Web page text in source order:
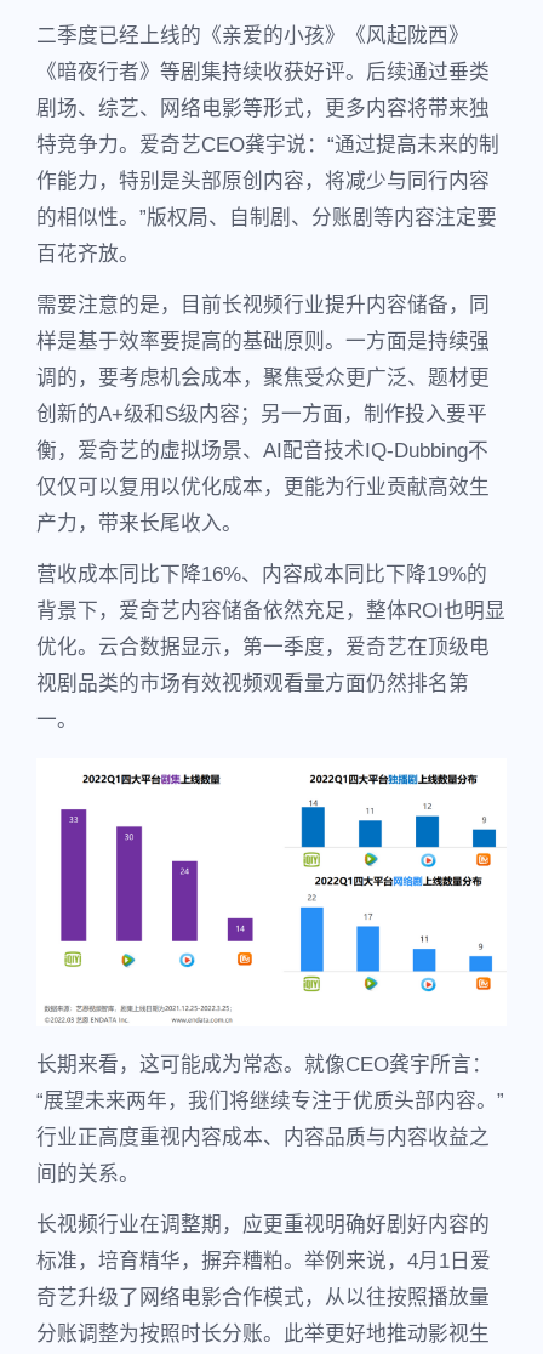
二季度已经上线的《亲爱的小孩》《风起陇西》
《暗夜行者》等剧集持续收获好评。后续通过垂类
剧场、综艺、网络电影等形式，更多内容将带来独
特竞争力。爱奇艺CEO龚宇说：“通过提高未来的制
作能力，特别是头部原创内容，将减少与同行内容
的相似性。”版权局、自制剧、分账剧等内容注定要
百花齐放。
需要注意的是，目前长视频行业提升内容储备，同
样是基于效率要提高的基础原则。一方面是持续强
调的，要考虑机会成本，聚焦受众更广泛、题材更
创新的A+级和S级内容；另一方面，制作投入要平
衡，爱奇艺的虚拟场景、AI配音技术IQ-Dubbing不
仅仅可以复用以优化成本，更能为行业贡献高效生
产力，带来长尾收入。
营收成本同比下降16%、内容成本同比下降19%的
背景下，爱奇艺内容储备依然充足，整体ROI也明显
优化。云合数据显示，第一季度，爱奇艺在顶级电
视剧品类的市场有效视频观看量方面仍然排名第
一。
长期来看，这可能成为常态。就像CEO龚宇所言：
“展望未来两年，我们将继续专注于优质头部内容。”
行业正高度重视内容成本、内容品质与内容收益之
间的关系。
长视频行业在调整期，应更重视明确好剧好内容的
标准，培育精华，摒弃糟粕。举例来说，4月1日爱
奇艺升级了网络电影合作模式，从以往按照播放量
分账调整为按照时长分账。此举更好地推动影视生